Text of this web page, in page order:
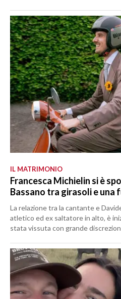
IL MATRIMONIO
Francesca Michielin si è
Bassano tra girasoli e una
La relazione tra la cantante e
atletico ed ex saltatore in alto, è
stata vissuta con grande